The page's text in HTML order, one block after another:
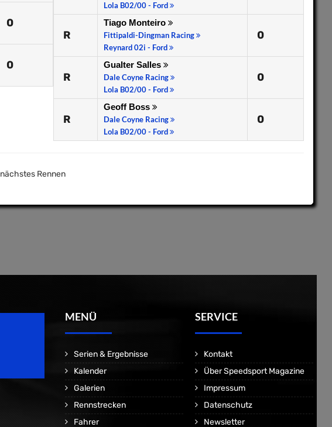
0
0
Lola B02/00 - Ford
R
Tiago Monteiro
Fittipaldi-Dingman Racing
Reynard 02i - Ford
0
R
Gualter Salles
Dale Coyne Racing
Lola B02/00 - Ford
0
R
Geoff Boss
Dale Coyne Racing
Lola B02/00 - Ford
0
nächstes Rennen
MENÜ
Serien & Ergebnisse
Kalender
Galerien
Rennstrecken
Fahrer
SERVICE
Kontakt
Über Speedsport Magazine
Impressum
Datenschutz
Newsletter